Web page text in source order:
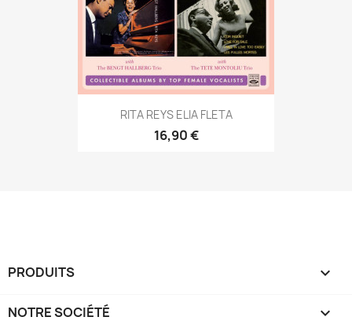
RITA REYS ELIA FLETA
16,90 €
PRODUITS 
NOTRE SOCIÉTÉ 